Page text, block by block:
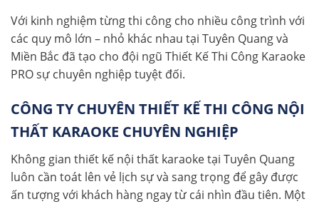
Với kinh nghiệm từng thi công cho nhiều công trình với
các quy mô lớn – nhỏ khác nhau tại Tuyên Quang và
Miền Bắc đã tạo cho đội ngũ Thiết Kế Thi Công Karaoke
PRO sự chuyên nghiệp tuyệt đối.
CÔNG TY CHUYÊN THIẾT KẾ THI CÔNG NỘI
THẤT KARAOKE CHUYÊN NGHIỆP
Không gian thiết kế nội thất karaoke tại Tuyên Quang
luôn cần toát lên vẻ lịch sự và sang trọng để gây được
ấn tượng với khách hàng ngay từ cái nhìn đầu tiên. Một